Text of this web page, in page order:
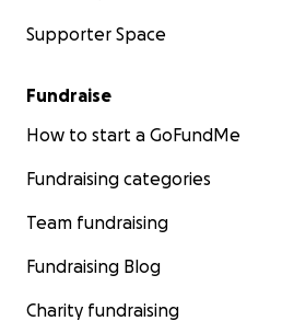
Supporter Space
Fundraise
How to start a GoFundMe
Fundraising categories
Team fundraising
Fundraising Blog
Charity fundraising